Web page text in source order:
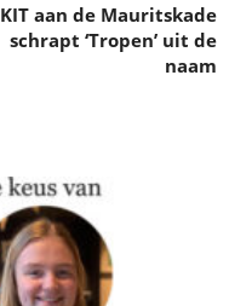
KIT aan de Mauritskade
schrapt ‘Tropen’ uit de
naam